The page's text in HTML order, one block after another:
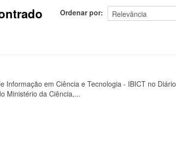
Ordenar por
Informação em Ciência e Tecnologia - IBICT no Diário
Ministério da Ciência,...